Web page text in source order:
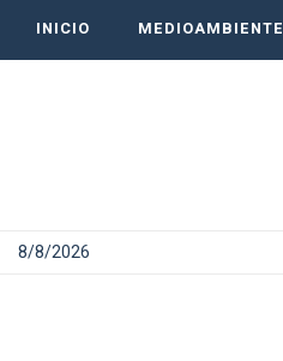
INICIO MEDIOAMBIENTE
8/8/2026